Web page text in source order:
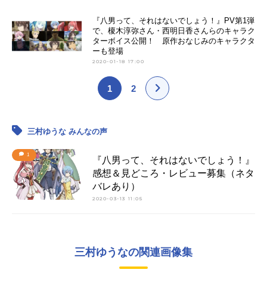
『八男って、それはないでしょう！』PV第1弾
で、榎木淳弥さん・西明日香さんらのキャラク
ターボイス公開！ 原作おなじみのキャラクタ
ーも登場
2020-01-18 17:00
1 2
三村ゆうな みんなの声
1
『八男って、それはないでしょう！』
感想＆見どころ・レビュー募集（ネタ
バレあり）
2020-03-13 11:05
三村ゆうなの関連画像集